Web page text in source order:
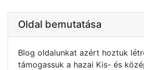
Oldal bemutatása
Blog oldalunkat azért hoztuk
támogassuk a hazai Kis- és